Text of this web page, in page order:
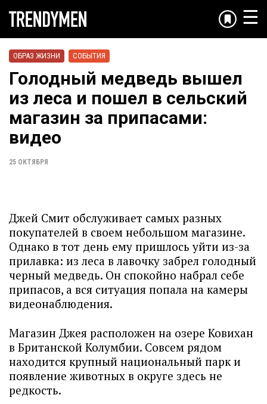
☰
ОБРАЗ ЖИЗНИ СОБЫТИЯ
Голодный медведь вышел
из леса и пошел в сельский
магазин за припасами:
видео
25 ОКТЯБРЯ
Джей Смит обслуживает самых разных
покупателей в своем небольшом магазине.
Однако в тот день ему пришлось уйти из-за
прилавка: из леса в лавочку забрел голодный
черный медведь. Он спокойно набрал себе
припасов, а вся ситуация попала на камеры
видеонаблюдения.
Магазин Джея расположен на озере Ковихан
в Британской Колумбии. Совсем рядом
находится крупный национальный парк и
появление животных в округе здесь не
редкость.